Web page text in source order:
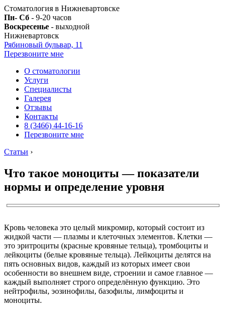
Стоматология в Нижневартовске
Пн- Сб - 9-20 часов
Воскресенье - выходной
Нижневартовск
Рябиновый бульвар, 11
Перезвоните мне
О стоматологии
Услуги
Специалисты
Галерея
Отзывы
Контакты
8 (3466) 44-16-16
Перезвоните мне
Статьи ›
Что такое моноциты — показатели
нормы и определение уровня
Кровь человека это целый микромир, который состоит из
жидкой части — плазмы и клеточных элементов. Клетки —
это эритроциты (красные кровяные тельца), тромбоциты и
лейкоциты (белые кровяные тельца). Лейкоциты делятся на
пять основных видов, каждый из которых имеет свои
особенности во внешнем виде, строении и самое главное —
каждый выполняет строго определённую функцию. Это
нейтрофилы, эозинофилы, базофилы, лимфоциты и
моноциты.